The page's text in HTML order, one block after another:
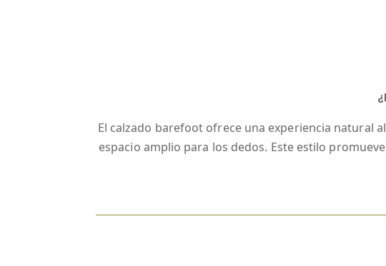
El calzado barefoot ofrece una experiencia natural
espacio amplio para los dedos. Este estilo